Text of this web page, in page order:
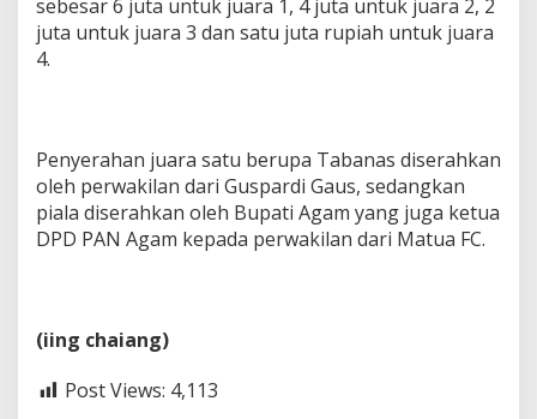
sebesar 6 juta untuk juara 1, 4 juta untuk juara 2, 2
juta untuk juara 3 dan satu juta rupiah untuk juara
4.
Penyerahan juara satu berupa Tabanas diserahkan
oleh perwakilan dari Guspardi Gaus, sedangkan
piala diserahkan oleh Bupati Agam yang juga ketua
DPD PAN Agam kepada perwakilan dari Matua FC.
(iing chaiang)
Post Views: 4,113